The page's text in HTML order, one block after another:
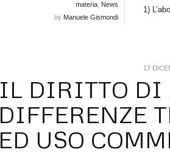
materia, News
by Manuele Gismondi
1)
IL DIRITTO DI
DIFFERENZE
ED USO
17